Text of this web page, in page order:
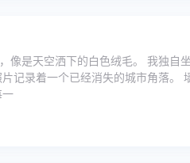
是天空洒下的白色绒毛。 我独自坐
记录着一个已经消失的城市角落。